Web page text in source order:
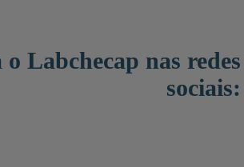
o Labchecap nas redes
sociais: